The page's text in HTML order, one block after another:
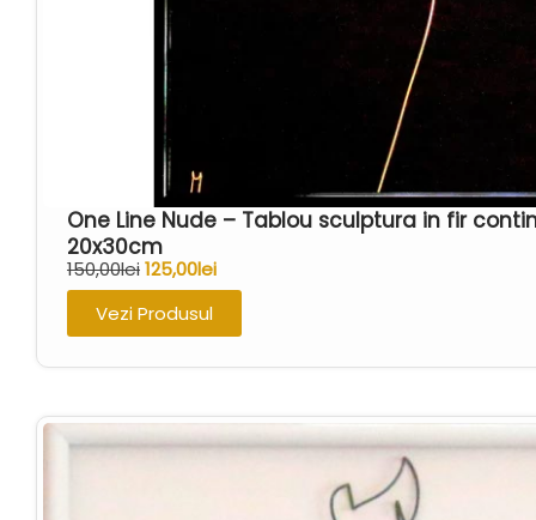
One Line Nude – Tablou sculptura in fir
20x30cm
150,00lei125,00lei
Vezi Produsul